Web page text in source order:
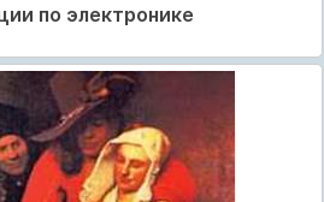
по электронике